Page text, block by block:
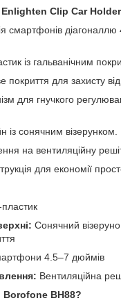
Clip Car
смартфонів діагоналлю
із гальванічним
покриття для захисту
для гнучкого
із сонячним візерунком.
на вентиляційну
для економії
Сонячний
4.5–7 дюймів
Вентиляційна
BH88?